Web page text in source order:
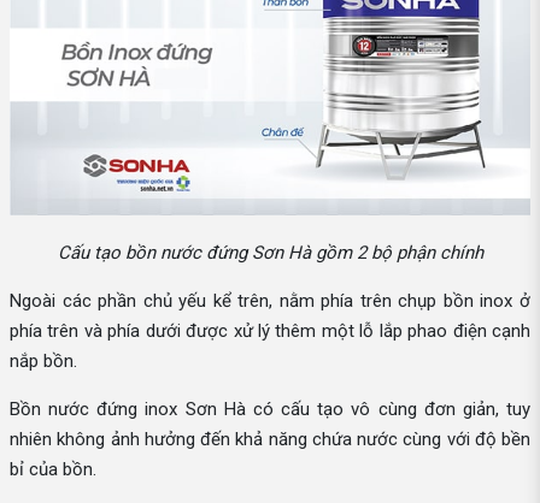
Cấu tạo bồn nước đứng Sơn Hà gồm 2 bộ phận chính
Ngoài các phần chủ yếu kể trên, nằm phía trên chụp bồn inox ở
phía trên và phía dưới được xử lý thêm một lỗ lắp phao điện cạnh
nắp bồn.
Bồn nước đứng inox Sơn Hà có cấu tạo vô cùng đơn giản, tuy
nhiên không ảnh hưởng đến khả năng chứa nước cùng với độ bền
bỉ của bồn.